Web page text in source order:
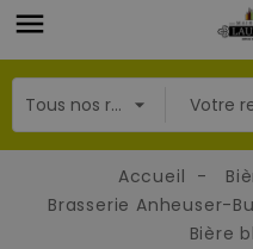
Accueil
Brasserie Anheuser-
Bière